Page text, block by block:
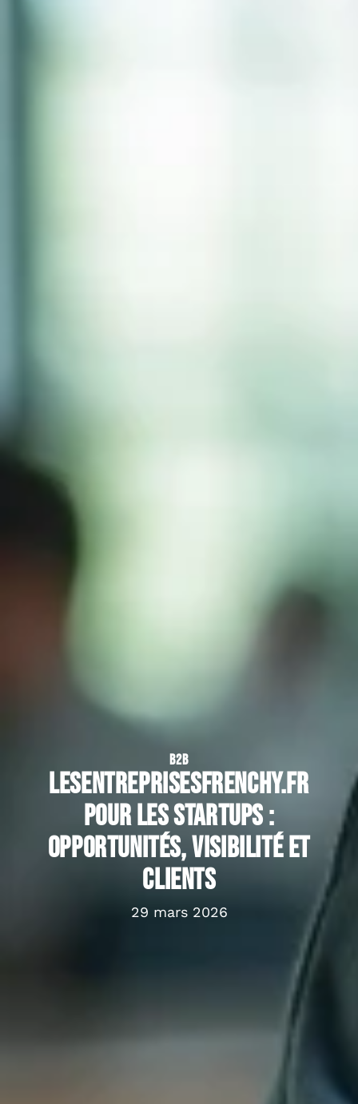
B2B
Lesentreprisesfrenchy.fr
pour les startups :
opportunités, visibilité et
clients
29 mars 2026